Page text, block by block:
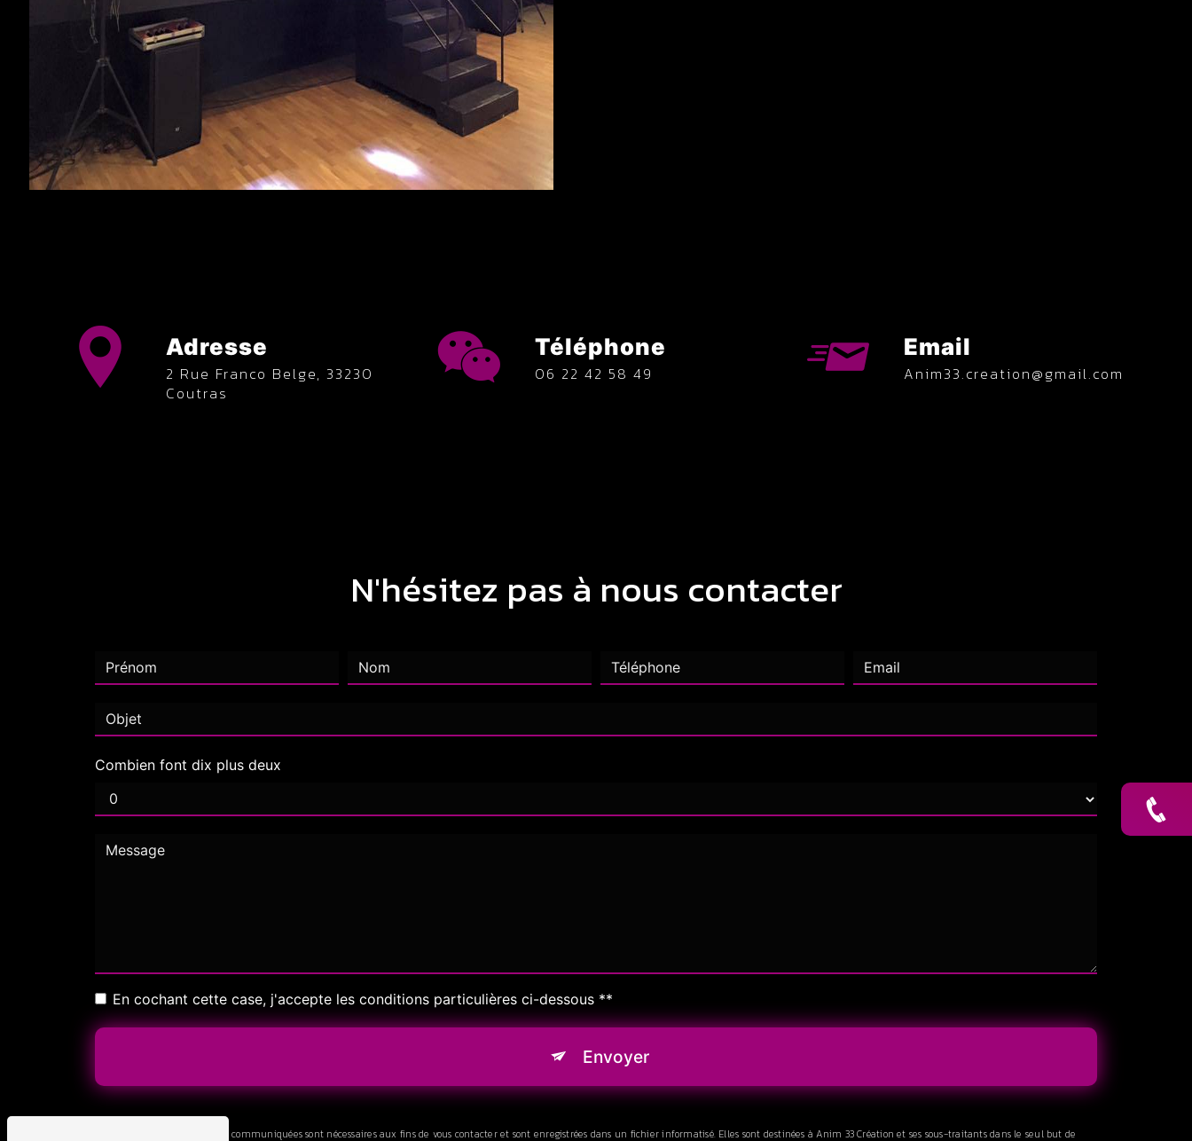
Adresse
2 Rue Franco Belge, 33230
Coutras
Téléphone
06 22 42 58 49
Email
anim33.creation@gmail.com
N'hésitez pas à nous contacter
Combien font dix plus deux
En cochant cette case, j'accepte les conditions particulières ci-dessous **
Envoyer
** Les données personnelles communiquées sont nécessaires aux fins de vous contacter et sont enregistrées dans un fichier informatisé. Elles sont destinées à Anim 33 Création et ses sous-traitants dans le seul but de